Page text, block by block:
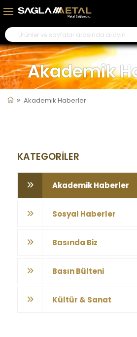
Akademik
Akademik Haberler
KATEGORİLER
Akademik Haberler
Sosyal Haberler
Basında Biz
Basın Bülteni
Kültür & Sanat